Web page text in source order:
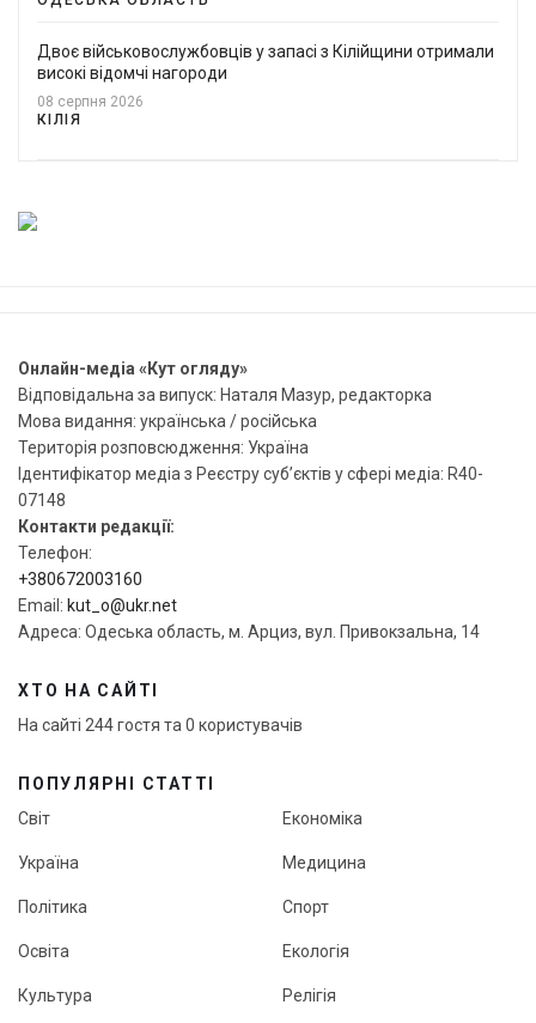
Двоє військовослужбовців у запасі з Кілійщини отримали
високі відомчі нагороди
08 серпня 2026
КІЛІЯ
Онлайн-медіа «Кут огляду»
Відповідальна за випуск: Наталя Мазур, редакторка
Мова видання: українська / російська
Територія розповсюдження: Україна
Ідентифікатор медіа з Реєстру суб’єктів у сфері медіа: R40-
07148
Контакти редакції:
Телефон:
+380672003160
Email: kut_o@ukr.net
Адреса: Одеська область, м. Арциз, вул. Привокзальна, 14
ХТО НА САЙТІ
На сайті 244 гостя та 0 користувачів
ПОПУЛЯРНІ СТАТТІ
Світ
Україна
Політика
Освіта
Культура
Економіка
Медицина
Спорт
Екологія
Релігія